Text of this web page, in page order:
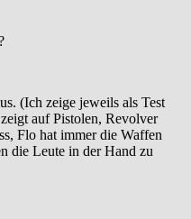
(Ich zeige jeweils als Test
auf Pistolen, Revolver
Flo hat immer die Waffen
die Leute in der Hand zu